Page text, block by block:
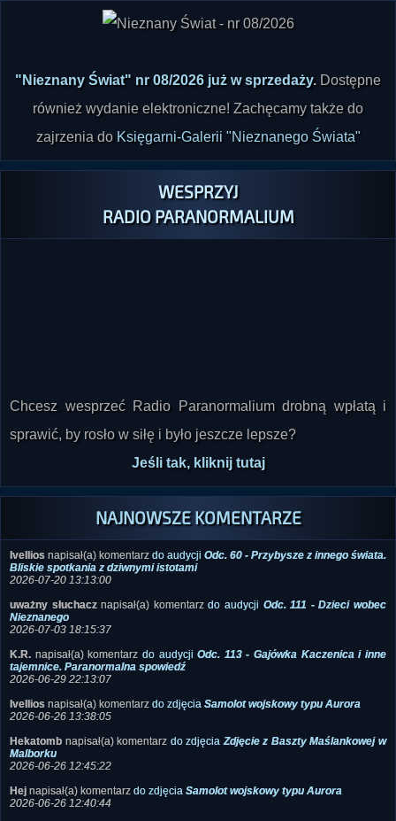
również wydanie elektroniczne! Zachęcamy także do
zajrzenia doKsięgarni-Galerii "Nieznanego Świata"
WESPRZYJ
RADIO PARANORMALIUM
Chcesz wesprzeć Radio Paranormalium drobną wpłatą i
sprawić, by rosło w siłę i było jeszcze lepsze?
Jeśli tak, kliknij tutaj
NAJNOWSZE KOMENTARZE
Ivellios napisał(a) komentarzdo audycji
Odc. 60 - Przybysze z innego świata.
Bliskie spotkania z dziwnymi istotami
uważny słuchacz
napisał(a) komentarz do audycji
Nieznanego
K.R.napisał(a) komentarzdo audycji
Odc. 113 - Gajówka Kaczenica i inne
tajemnice. Paranormalna spowiedź
Ivelliosnapisał(a) komentarz do zdjęcia
Samolot wojskowy typu Aurora
Hekatomb
napisał(a) komentarz do zdjęcia
Zdjęcie z Baszty Maślankowej w
Malborku
Hejnapisał(a) komentarz do zdjęcia
Samolot wojskowy typu Aurora